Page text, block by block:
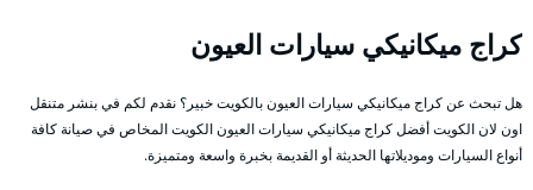
كراج ميكانيكي سيارات العيون
هل تبحث عن كراج ميكانيكي سيارات العيون بالكويت خبير؟ نقدم لكم في بنشر متنقل
اون لان الكويت أفضل كراج ميكانيكي سيارات العيون الكويت المخاص في صيانة كافة
أنواع السيارات وموديلاتها الحديثة أو القديمة بخبرة واسعة ومتميزة.